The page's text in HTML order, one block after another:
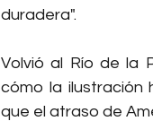
duradera".
Volvió al Río de la
cómo la ilustración
que el atraso de